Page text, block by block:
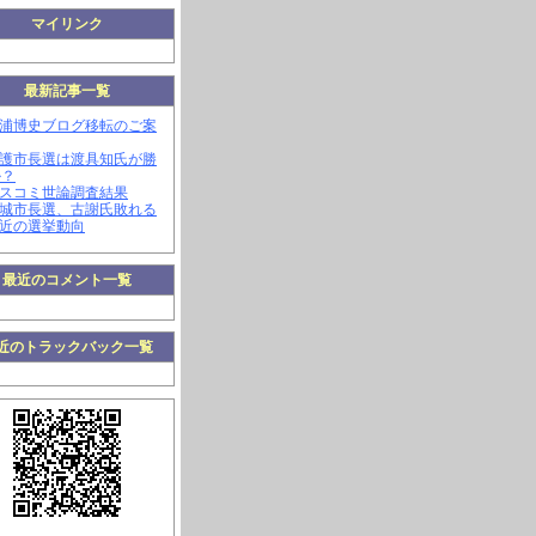
マイリンク
最新記事一覧
博史ブログ移転のご案
市長選は渡具知氏が勝
コミ世論調査結果
市長選、古謝氏敗れる
の選挙動向
最近のコメント一覧
のトラックバック一覧